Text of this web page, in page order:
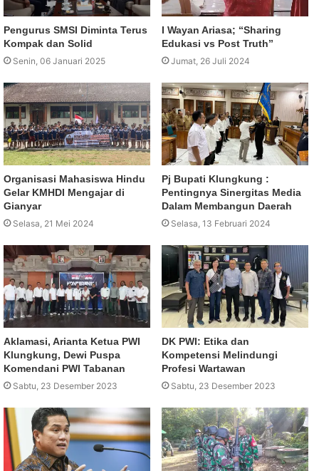
Pengurus SMSI Diminta Terus
Kompak dan Solid
Senin, 06 Januari 2025
I Wayan Ariasa; “Sharing
Edukasi vs Post Truth”
Jumat, 26 Juli 2024
Organisasi Mahasiswa Hindu
Gelar KMHDI Mengajar di
Gianyar
Selasa, 21 Mei 2024
Pj Bupati Klungkung :
Pentingnya Sinergitas Media
Dalam Membangun Daerah
Selasa, 13 Februari 2024
Aklamasi, Arianta Ketua PWI
Klungkung, Dewi Puspa
Komendani PWI Tabanan
Sabtu, 23 Desember 2023
DK PWI: Etika dan
Kompetensi Melindungi
Profesi Wartawan
Sabtu, 23 Desember 2023